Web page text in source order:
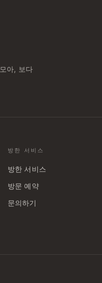
아, 보다
방한 서비스
방한 서비스
방문 예약
문의하기